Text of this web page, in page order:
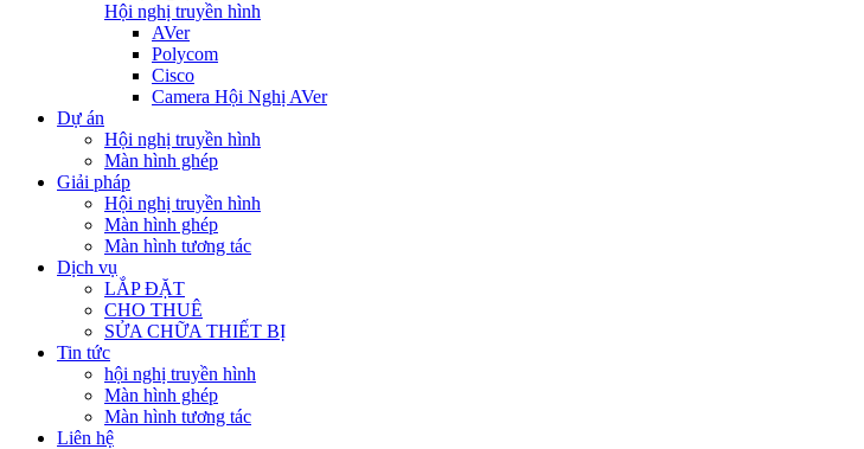
Hội nghị truyền hình
AVer
Polycom
Cisco
Camera Hội Nghị AVer
Dự án
Hội nghị truyền hình
Màn hình ghép
Giải pháp
Hội nghị truyền hình
Màn hình ghép
Màn hình tương tác
Dịch vụ
LẮP ĐẶT
CHO THUÊ
SỬA CHỮA THIẾT BỊ
Tin tức
hội nghị truyền hình
Màn hình ghép
Màn hình tương tác
Liên hệ